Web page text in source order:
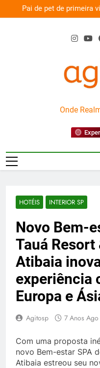
to
Pai de pet de primeira
Onde
HOTÉIS INTERIOR SP
Novo Bem-
Tauá
Atibaia
experiência
Europa e
Agitosp 7 Anos Ago
Com uma proposta
novo Bem-estar SPA
Atibaia estreou seu